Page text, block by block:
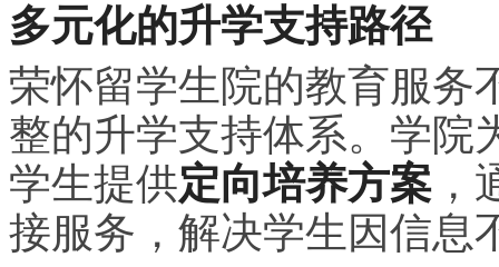
多元化的升学支持路径
荣怀留学生院的教育服务
整的升学支持体系。学院
学生提供定向培养方案
接服务，解决学生因信息